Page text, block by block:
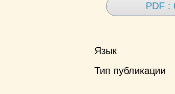
PDF :
Язык
Тип публикации